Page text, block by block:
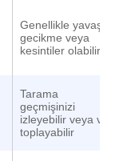
Genellikle yavaş,
gecikme veya
kesintiler olabilir
Tarama
geçmişinizi
izleyebilir veya veri
toplayabilir